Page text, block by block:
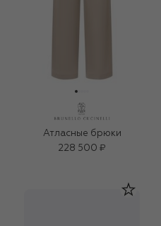
Атласные брюки
228 500 ₽